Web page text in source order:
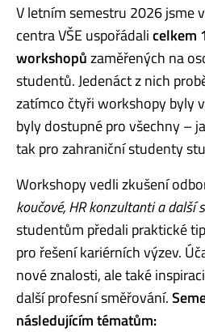
V letním semestru 2026 jsme
centra VŠE uspořádalicelkem
workshopůzaměřených na
studentů. Jedenáct z nich
zatímco čtyři workshopy byly
byly dostupné pro všechny –
tak pro zahraniční studenty
Workshopy vedli zkušení
koučové, HR konzultanti a další
studentům předali praktické
pro řešení kariérních výzev.
nové znalosti, ale také
další profesní směřování.
následujícím tématům: